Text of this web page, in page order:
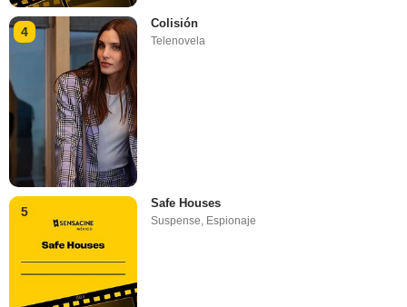
4
Colisión
Telenovela
5
Safe Houses
Suspense, Espionaje